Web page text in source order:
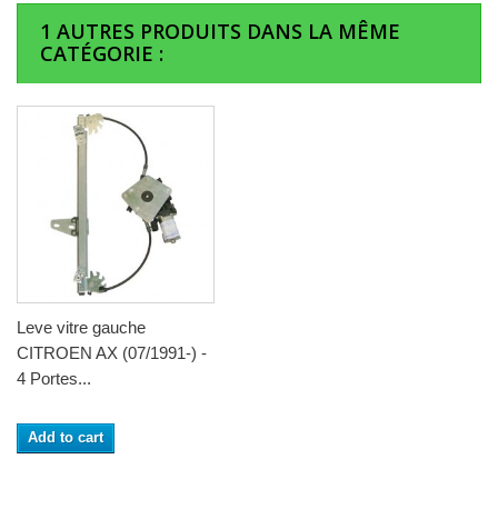
1 AUTRES PRODUITS DANS LA MÊME
CATÉGORIE :
Leve vitre gauche
CITROEN AX (07/1991-) -
4 Portes...
Add to cart